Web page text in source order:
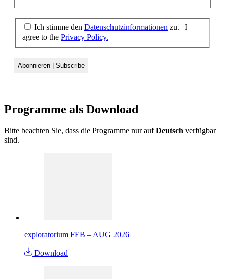
Ich stimme den Datenschutzinformationen zu. | I
agree to the Privacy Policy.
Programme als Download
Bitte beachten Sie, dass die Programme nur aufDeutsch verfügbar
sind.
exploratorium FEB – AUG 2026
Download